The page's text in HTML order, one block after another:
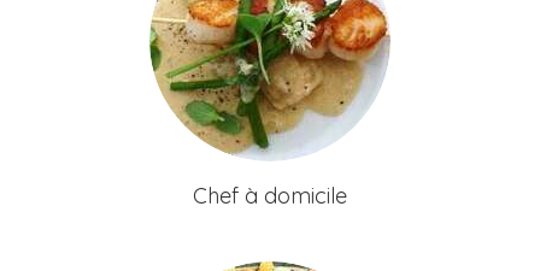
Chef à domicile